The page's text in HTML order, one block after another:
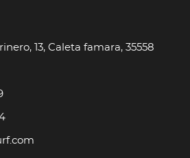
13, Caleta famara, 35558